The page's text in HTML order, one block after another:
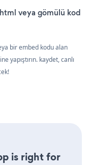
veya gömülü kod
bir embed kodu alan
yapıştırın. kaydet, canlı
is right for